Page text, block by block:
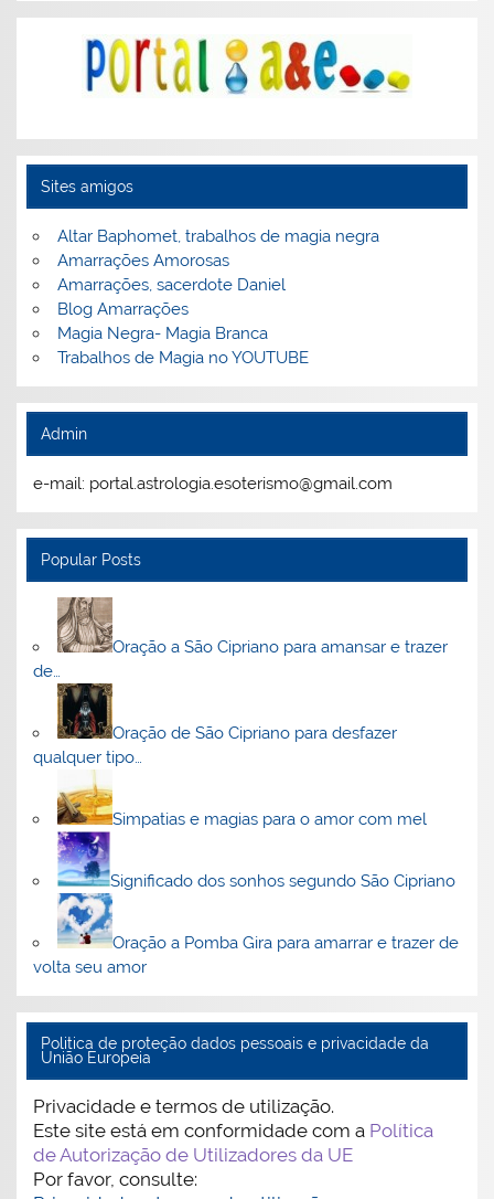
Sites amigos
Altar Baphomet, trabalhos de magia negra
Amarrações Amorosas
Amarrações, sacerdote Daniel
Blog Amarrações
Magia Negra- Magia Branca
Trabalhos de Magia no YOUTUBE
Admin
e-mail: portal.astrologia.esoterismo@gmail.com
Popular Posts
Oração a São Cipriano para amansar e trazer
de…
Oração de São Cipriano para desfazer
qualquer tipo…
Simpatias e magias para o amor com mel
Significado dos sonhos segundo São Cipriano
Oração a Pomba Gira para amarrar e trazer de
volta seu amor
Politica de proteção dados pessoais e privacidade da
União Europeia
Privacidade e termos de utilização.
Este site está em conformidade com a Política
de Autorização de Utilizadores da UE
Por favor, consulte: